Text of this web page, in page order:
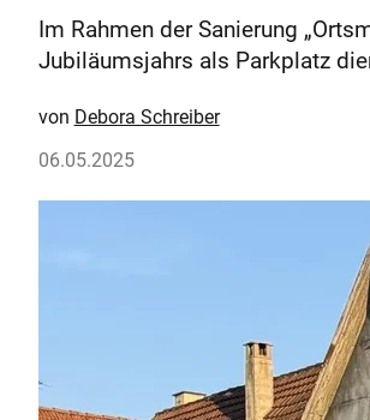
Im Rahmen der Sanierung
Jubiläumsjahrs als Parkplatz
Debora Schreiber
06.05.2025